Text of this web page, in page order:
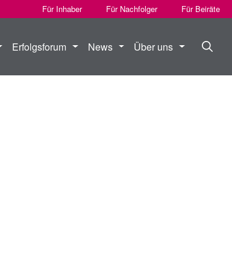
Für Inhaber Für Nachfolger Für Beiräte
Erfolgsforum News Über uns